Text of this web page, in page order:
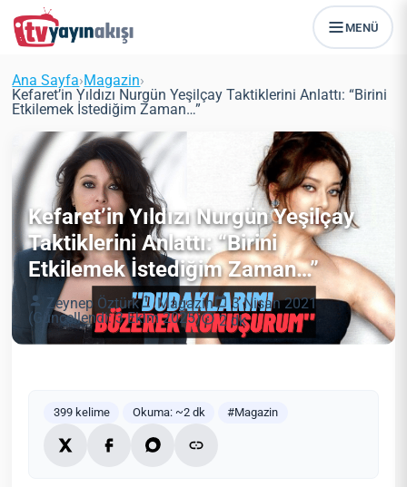
MENÜ
Ana Sayfa›Magazin›
Kefaret’in Yıldızı Nurgün Yeşilçay Taktiklerini Anlattı: “Birini
Etkilemek İstediğim Zaman…”
Kefaret’in Yıldızı Nurgün Yeşilçay
Taktiklerini Anlattı: “Birini
Etkilemek İstediğim Zaman…”
Zeynep Öztürk Magazin
3 Nisan 2021
(Güncellendi: 3 Ekim 2025)
2 dk
399 kelime Okuma: ~2 dk #Magazin